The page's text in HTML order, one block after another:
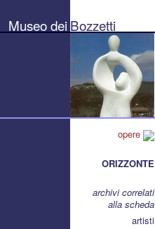
Bozzetti
"Pierluigi
Museo dei Bozzetti
opere
ORIZZONTE
archivi correlati
alla scheda
artisti